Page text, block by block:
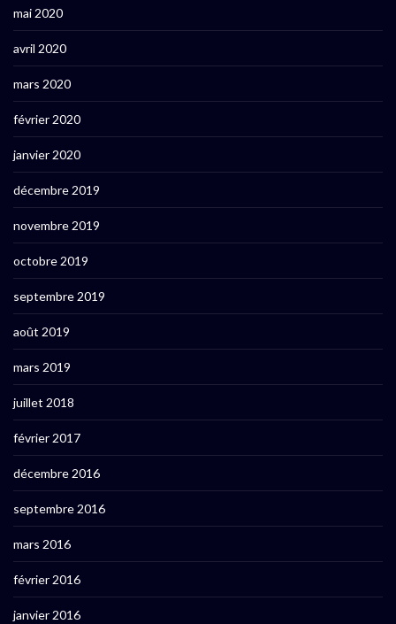
mai 2020
avril 2020
mars 2020
février 2020
janvier 2020
décembre 2019
novembre 2019
octobre 2019
septembre 2019
août 2019
mars 2019
juillet 2018
février 2017
décembre 2016
septembre 2016
mars 2016
février 2016
janvier 2016